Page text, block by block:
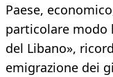
Paese,
particolare modo
del Libano»,
emigrazione dei